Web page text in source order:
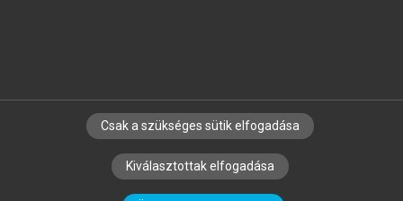
SZERZŐKNEK CÉGEKNEK KÖNYVTÁROSOKNAK
SZERKESZTÉSI ÉS LEKTORÁLÁSI ALAPELVEK
Csak a szükséges sütik elfogadása
Kiválasztottak elfogadása